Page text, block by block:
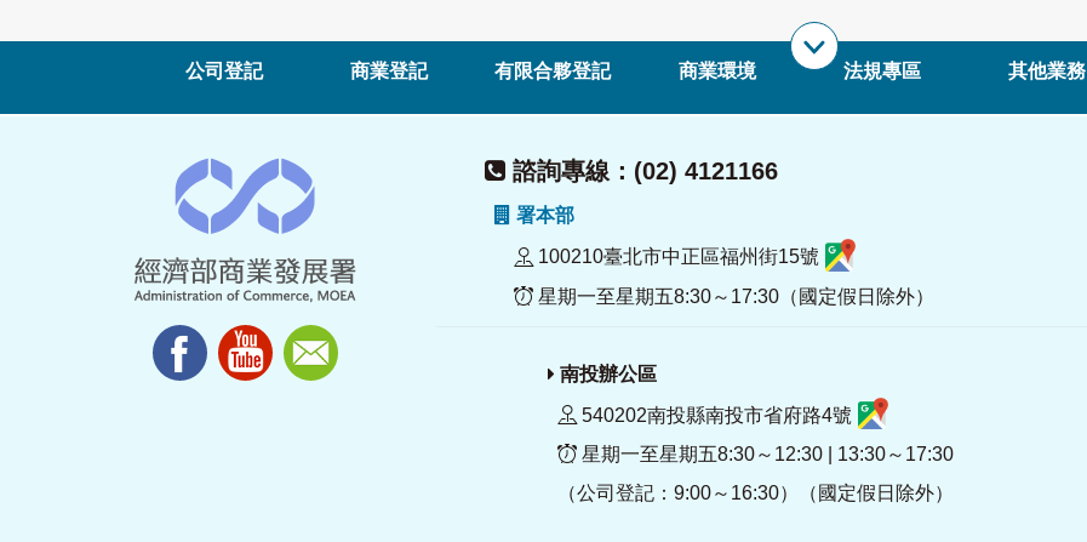
公司登記 商業登記 有限合夥登記 商業環境 法規專區 其他業務
諮詢專線：(02) 4121166
署本部
100210臺北市中正區福州街15號
星期一至星期五8:30～17:30（國定假日除外）
南投辦公區
540202南投縣南投市省府路4號
星期一至星期五8:30～12:30 | 13:30～17:30
（公司登記：9:00～16:30）（國定假日除外）